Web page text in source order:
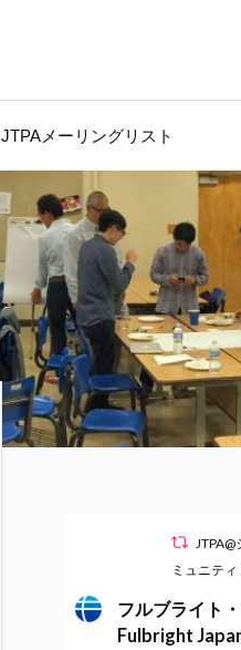
JTPAメーリングリスト
ミュニテ
フルブライト
Fulbright